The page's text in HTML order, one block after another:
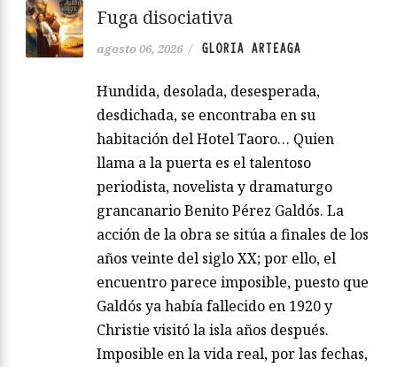
Fuga disociativa
agosto 06, 2026 / GLORIA ARTEAGA
Hundida, desolada, desesperada,
desdichada, se encontraba en su
habitación del Hotel Taoro… Quien
llama a la puerta es el talentoso
periodista, novelista y dramaturgo
grancanario Benito Pérez Galdós. La
acción de la obra se sitúa a finales de los
años veinte del siglo XX; por ello, el
encuentro parece imposible, puesto que
Galdós ya había fallecido en 1920 y
Christie visitó la isla años después.
Imposible en la vida real, por las fechas,